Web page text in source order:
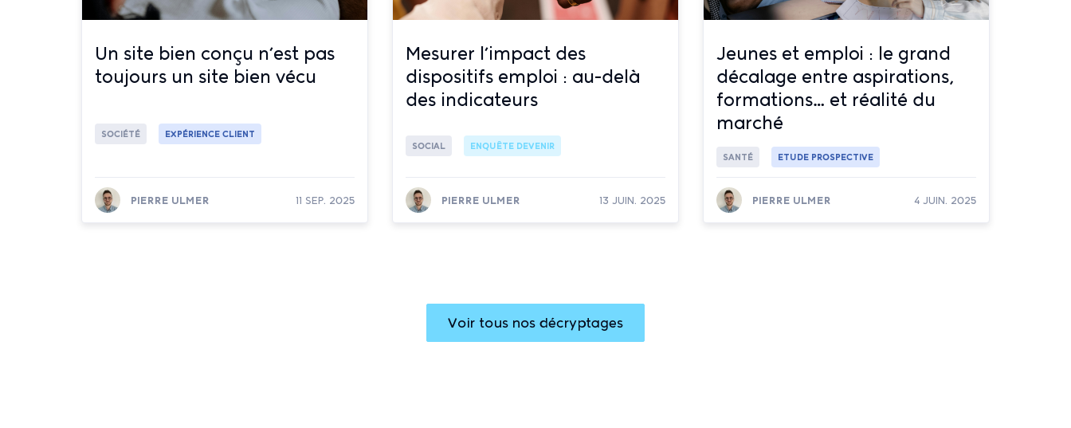
Un site bien conçu n’est pas
toujours un site bien vécu
SOCIÉTÉ EXPÉRIENCE CLIENT
PIERRE ULMER 11 SEP. 2025
Mesurer l’impact des
dispositifs emploi : au-delà
des indicateurs
SOCIAL ENQUÊTE DEVENIR
PIERRE ULMER 13 JUIN. 2025
Jeunes et emploi : le grand
décalage entre aspirations,
formations… et réalité du
marché
SANTÉ ETUDE PROSPECTIVE
PIERRE ULMER 4 JUIN. 2025
Voir tous nos décryptages